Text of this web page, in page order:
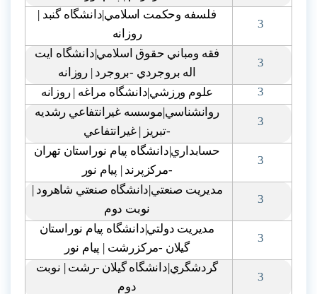
3
فلسفه وحکمت اسلامي|دانشگاه گنبد |
روزانه
3
فقه ومباني حقوق اسلامي|دانشگاه ايت
اله بروجردي -بروجرد | روزانه
3
علوم ورزشي|دانشگاه مراغه | روزانه
3
روانشناسي|موسسه غيرانتفاعي رشديه
-تبريز | غيرانتفاعي
3
حسابداري|دانشگاه پيام نوراستان تهران
-مرکزپرند | پيام نور
3
مديريت صنعتي|دانشگاه صنعتي شاهرود |
نوبت دوم
3
مديريت دولتي|دانشگاه پيام نوراستان
گيلان -مرکزرشت | پيام نور
3
گردشگري|دانشگاه گيلان -رشت | نوبت
دوم